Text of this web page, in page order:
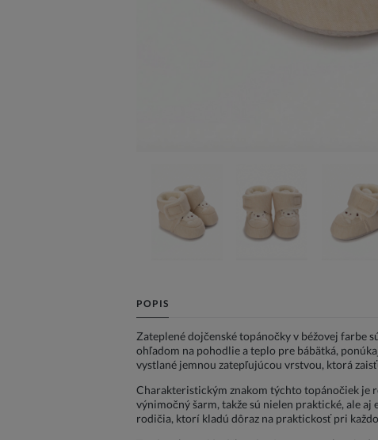
POPIS
Zateplené dojčenské topánočky v béžovej farbe
ohľadom na pohodlie a teplo pre bábätká,
vystlané jemnou zatepľujúcou vrstvou, ktorá
Charakteristickým znakom týchto topánočiek je
výnimočný šarm, takže sú nielen praktické, ale
rodičia, ktorí kladú dôraz na praktickosť pri